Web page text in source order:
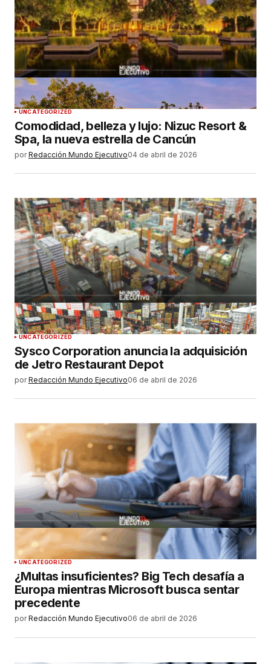
UNCATEGORIZED
Comodidad, belleza y lujo: Nizuc Resort &
Spa, la nueva estrella de Cancún
por Redacción Mundo Ejecutivo04 de abril de 2026
UNCATEGORIZED
Sysco Corporation anuncia la adquisición
de Jetro Restaurant Depot
por Redacción Mundo Ejecutivo06 de abril de 2026
UNCATEGORIZED
¿Multas insuficientes? Big Tech desafía a
Europa mientras Microsoft busca sentar
precedente
por Redacción Mundo Ejecutivo06 de abril de 2026